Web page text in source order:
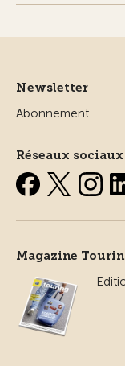
Newsletter
Abonnement
Réseaux sociaux
Magazine